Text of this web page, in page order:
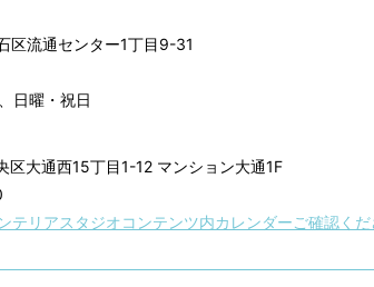
区流通センター1丁目9-31
日曜・祝日
区大通西15丁目1-12 マンション大通1F
テリアスタジオコンテンツ内カレンダーご確認くだ